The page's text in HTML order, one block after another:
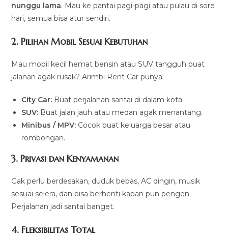
nunggu lama. Mau ke pantai pagi-pagi atau pulau di sore
hari, semua bisa atur sendiri.
2. Pilihan Mobil Sesuai Kebutuhan
Mau mobil kecil hemat bensin atau SUV tangguh buat
jalanan agak rusak? Arimbi Rent Car punya:
City Car: Buat perjalanan santai di dalam kota.
SUV: Buat jalan jauh atau medan agak menantang.
Minibus / MPV: Cocok buat keluarga besar atau
rombongan.
3. Privasi dan Kenyamanan
Gak perlu berdesakan, duduk bebas, AC dingin, musik
sesuai selera, dan bisa berhenti kapan pun pengen.
Perjalanan jadi santai banget.
4. Fleksibilitas Total